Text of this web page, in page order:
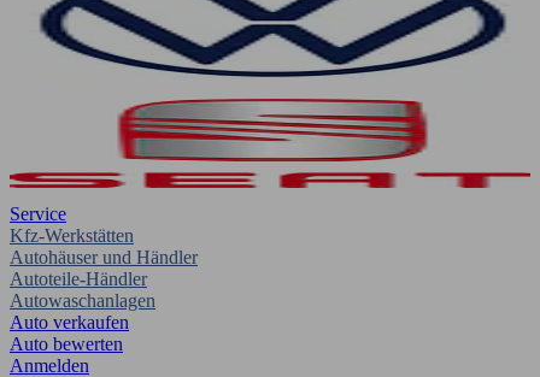
Service
Kfz-Werkstätten
Autohäuser und Händler
Autoteile-Händler
Autowaschanlagen
Auto verkaufen
Auto bewerten
Anmelden